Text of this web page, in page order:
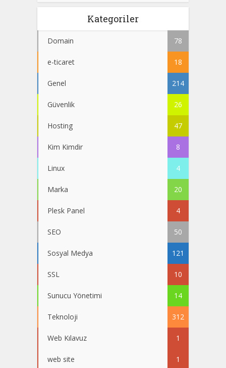
Kategoriler
Domain 78
e-ticaret 18
Genel 214
Güvenlik 26
Hosting 47
Kim Kimdir 8
Linux 4
Marka 20
Plesk Panel 4
SEO 50
Sosyal Medya 121
SSL 10
Sunucu Yönetimi 14
Teknoloji 312
Web Kılavuz 1
web site 1